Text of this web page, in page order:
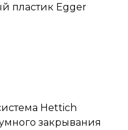
пластик Egger
Hettich
закрывания